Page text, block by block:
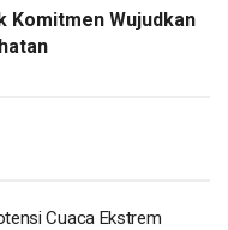
Komitmen Wujudkan
Cuaca Ekstrem